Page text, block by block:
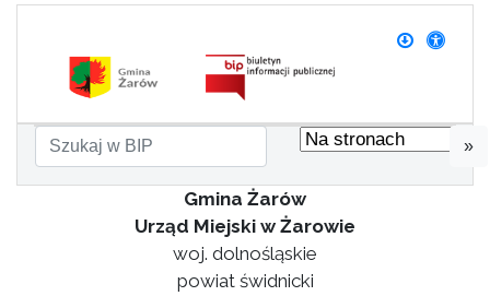
»
Gmina Żarów
Urząd Miejski w Żarowie
woj. dolnośląskie
powiat świdnicki